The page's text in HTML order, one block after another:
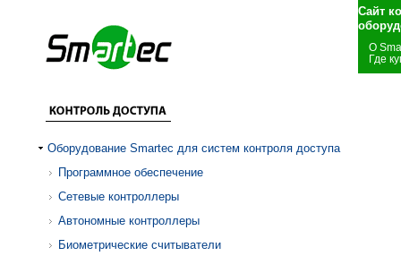
Сайт
О
Где
Оборудование Smartec для систем контроля доступа
Программное обеспечение
Сетевые контроллеры
Автономные контроллеры
Биометрические считыватели